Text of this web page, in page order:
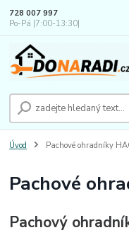
728 007 997
Po-Pá |7:00-13:30|
Úvod Pachové ohradníky
Pachové
Pachový